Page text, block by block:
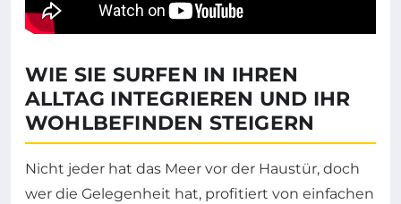
WIE SIE SURFEN IN IHREN
ALLTAG INTEGRIEREN UND IHR
WOHLBEFINDEN STEIGERN
Nicht jeder hat das Meer vor der Haustür, doch
wer die Gelegenheit hat, profitiert von einfachen